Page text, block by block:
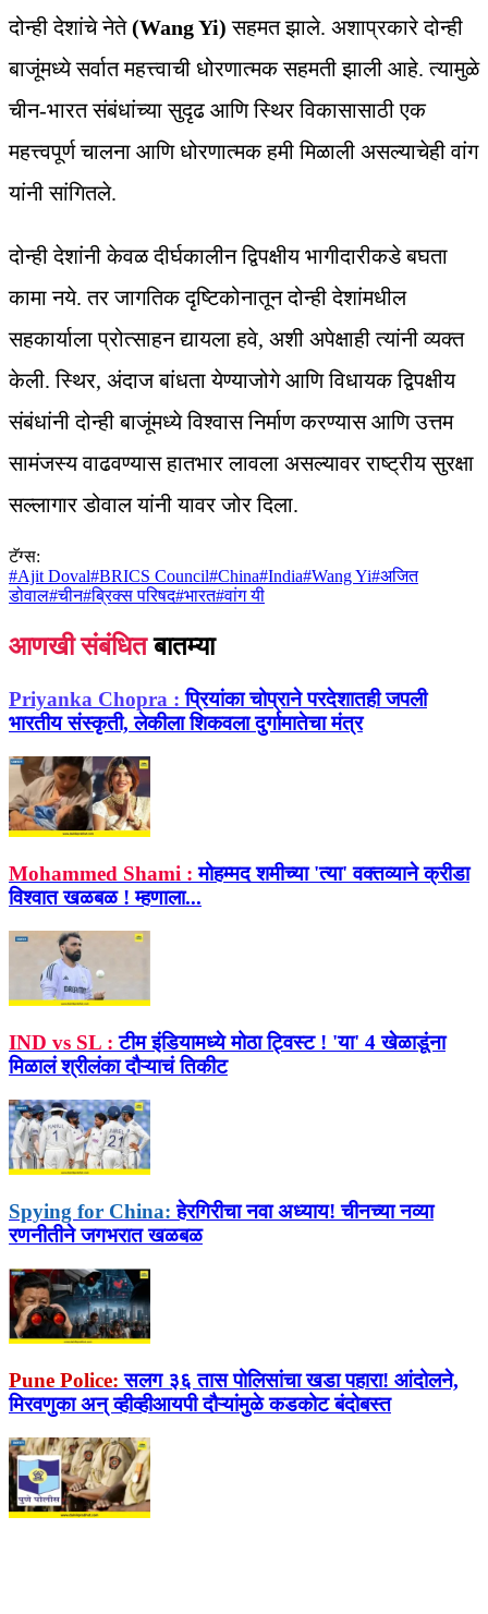
दोन्ही देशांचे नेते(Wang Yi)सहमत झाले. अशाप्रकारे दोन्ही
बाजूंमध्ये सर्वात महत्त्वाची धोरणात्मक सहमती झाली आहे. त्यामुळे
चीन-भारत संबंधांच्या सुदृढ आणि स्थिर विकासासाठी एक
महत्त्वपूर्ण चालना आणि धोरणात्मक हमी मिळाली असल्याचेही वांग
यांनी सांगितले.
दोन्ही देशांनी केवळ दीर्घकालीन द्विपक्षीय भागीदारीकडे बघता
कामा नये. तर जागतिक दृष्टिकोनातून दोन्ही देशांमधील
सहकार्याला प्रोत्साहन द्यायला हवे, अशी अपेक्षाही त्यांनी व्यक्त
केली. स्थिर, अंदाज बांधता येण्याजोगे आणि विधायक द्विपक्षीय
संबंधांनी दोन्ही बाजूंमध्ये विश्वास निर्माण करण्यास आणि उत्तम
सामंजस्य वाढवण्यास हातभार लावला असल्यावर राष्ट्रीय सुरक्षा
सल्लागार डोवाल यांनी यावर जोर दिला.
टॅग्स:
#Ajit Doval#BRICS Council#China#India#Wang Yi#अजित
डोवाल#चीन#ब्रिक्स परिषद#भारत#वांग यी
आणखी संबंधित बातम्या
Priyanka Chopra : प्रियांका चोप्राने परदेशातही जपली
भारतीय संस्कृती, लेकीला शिकवला दुर्गामातेचा मंत्र
Mohammed Shami : मोहम्मद शमीच्या 'त्या' वक्तव्याने क्रीडा
विश्वात खळबळ ! म्हणाला...
IND vs SL : टीम इंडियामध्ये मोठा ट्विस्ट ! 'या' 4 खेळाडूंना
मिळालं श्रीलंका दौऱ्याचं तिकीट
Spying for China: हेरगिरीचा नवा अध्याय! चीनच्या नव्या
रणनीतीने जगभरात खळबळ
Pune Police: सलग ३६ तास पोलिसांचा खडा पहारा! आंदोलने,
मिरवणुका अन् व्हीव्हीआयपी दौऱ्यांमुळे कडकोट बंदोबस्त